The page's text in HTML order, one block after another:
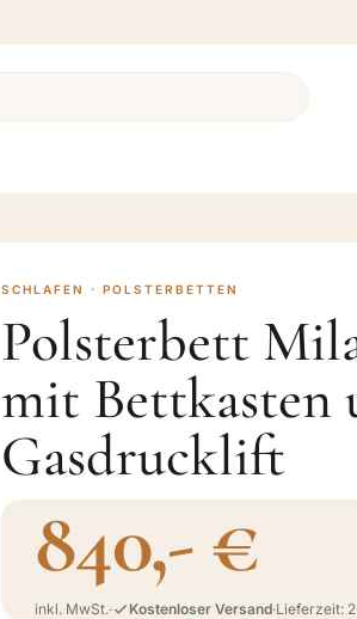
SCHLAFEN · POLSTERBETTEN
Polsterbett
mit Bettkasten
Gasdrucklift
840,- €
inkl. MwSt.· Kostenloser Versand·Lieferzeit: